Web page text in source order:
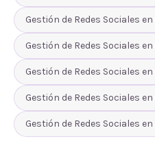
Gestión de Redes Sociales en
Gestión de Redes Sociales en
Gestión de Redes Sociales en
Gestión de Redes Sociales en
Gestión de Redes Sociales en